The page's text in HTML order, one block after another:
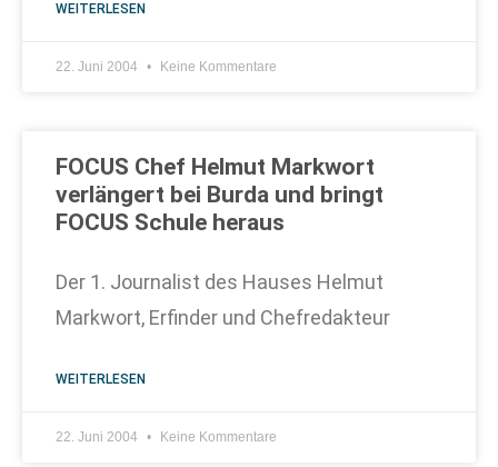
WEITERLESEN
22. Juni 2004 Keine Kommentare
FOCUS Chef Helmut Markwort
verlängert bei Burda und bringt
FOCUS Schule heraus
Der 1. Journalist des Hauses Helmut
Markwort, Erfinder und Chefredakteur
WEITERLESEN
22. Juni 2004 Keine Kommentare